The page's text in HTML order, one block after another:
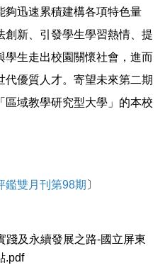
夠迅速累積建構各項特色量
新、引發學生學習熱情、提
學生走出校園關懷社會，進而
優質人才。寄望未來第二期
域教學研究型大學」的本校
鑑雙月刊第98期 〕
踐及永續發展之路-國立屏東
.pdf